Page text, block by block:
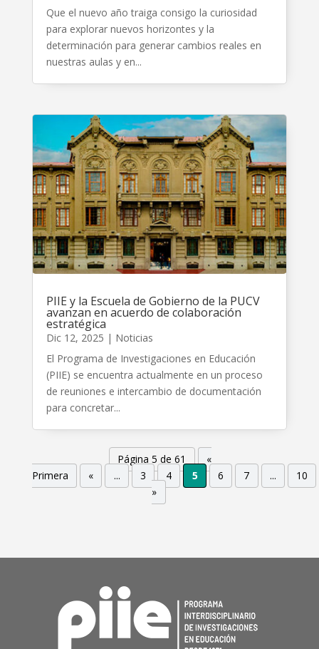
Que el nuevo año traiga consigo la curiosidad
para explorar nuevos horizontes y la
determinación para generar cambios reales en
nuestras aulas y en...
PIIE y la Escuela de Gobierno de la PUCV
avanzan en acuerdo de colaboración
estratégica
Dic 12, 2025 | Noticias
El Programa de Investigaciones en Educación
(PIIE) se encuentra actualmente en un proceso
de reuniones e intercambio de documentación
para concretar...
Página 5 de 61
«
Primera
« ... 3 4 5 6 7 ...
10
»